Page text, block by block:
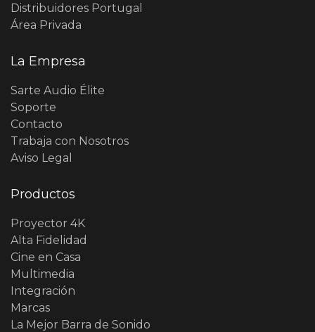
Distribuidores Portugal
Área Privada
La Empresa
Sarte Audio Élite
Soporte
Contacto
Trabaja con Nosotros
Aviso Legal
Productos
Proyector 4K
Alta Fidelidad
Cine en Casa
Multimedia
Integración
Marcas
La Mejor Barra de Sonido